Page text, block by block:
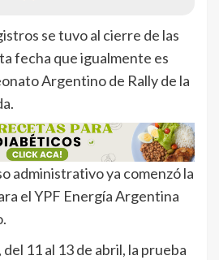
se tuvo al cierre de las
fecha que igualmente es
Argentino de Rally de la
administrativo ya comenzó la
el YPF Energía Argentina
11 al 13 de abril, la prueba